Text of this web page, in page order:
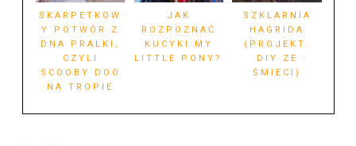
SKARPETKOW
Y POTWÓR Z
DNA PRALKI,
CZYLI
SCOOBY DOO
NA TROPIE
JAK
ROZPOZNAĆ
KUCYKI MY
LITTLE PONY?
SZKLARNIA
HAGRIDA
(PROJEKT:
DIY ZE
ŚMIECI)